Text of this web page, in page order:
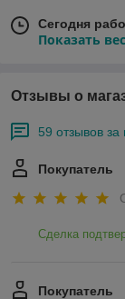
Сегодня
Показать
Отзывы о
59 отзывов за
Покупатель
Сделка
Покупатель